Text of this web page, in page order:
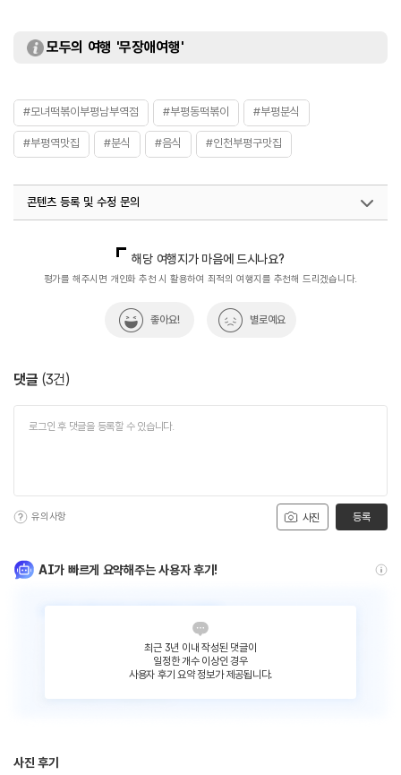
모두의 여행 '무장애여행'
#모녀떡볶이부평남부역점 #부평동떡볶이 #부평분식
#부평역맛집 #분식 #음식 #인천부평구맛집
콘텐츠 등록 및 수정 문의
해당 여행지가 마음에 드시나요?
평가를 해주시면 개인화 추천 시 활용하여 최적의 여행지를 추천해 드리겠습니다.
좋아요! 별로예요
댓글 (3건)
사진
유의사항 등록
AI가 빠르게 요약해주는 사용자 후기!
최근 3년 이내 작성된 댓글이
일정한 개수 이상인 경우
사용자 후기 요약 정보가 제공됩니다.
사진 후기